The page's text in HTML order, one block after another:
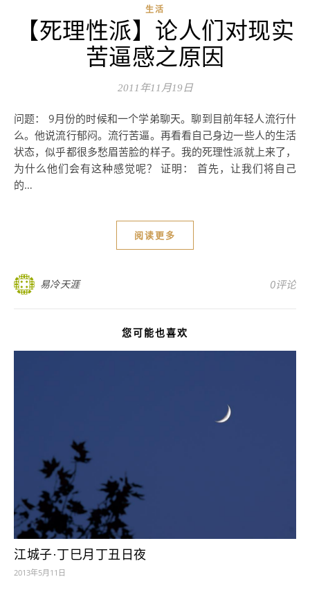
生活
【死理性派】论人们对现实
苦逼感之原因
2011年11月19日
问题： 9月份的时候和一个学弟聊天。聊到目前年轻人流行什
么。他说流行郁闷。流行苦逼。再看看自己身边一些人的生活
状态，似乎都很多愁眉苦脸的样子。我的死理性派就上来了，
为什么他们会有这种感觉呢？ 证明： 首先，让我们将自己
的…
阅读更多
易冷天涯 0评论
您可能也喜欢
江城子·丁巳月丁丑日夜
2013年5月11日